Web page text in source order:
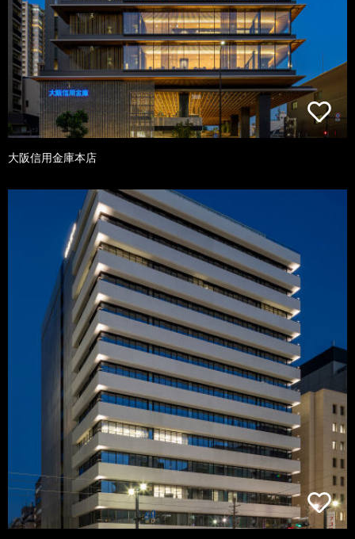
大阪信用金庫本店